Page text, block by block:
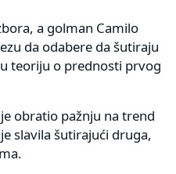
a golman Camilo
da odabere da šutiraju
teoriju o prednosti prvog
obratio pažnju na trend
slavila šutirajući druga,